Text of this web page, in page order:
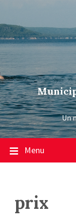
Un
Menu
prix